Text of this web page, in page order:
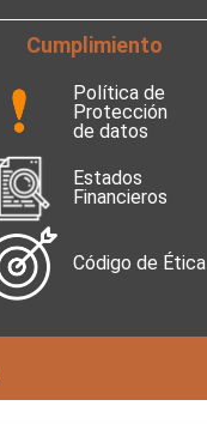
Cumplimiento
Política de
Protección
de datos
Estados
Financieros
Código de Ética